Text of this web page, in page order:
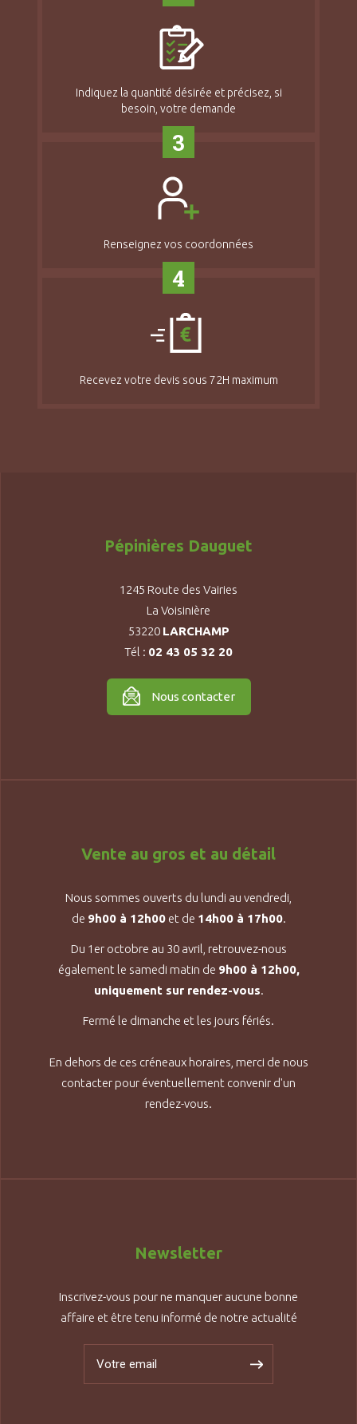
Indiquez la quantité désirée et précisez, si
besoin, votre demande
3
Renseignez vos coordonnées
4
Recevez votre devis sous 72H maximum
Pépinières Dauguet
1245 Route des Vairies
La Voisinière
53220 LARCHAMP
Tél : 02 43 05 32 20
Nous contacter
Vente au gros et au détail
Nous sommes ouverts du lundi au vendredi,
de 9h00 à 12h00et de 14h00 à 17h00.
Du 1er octobre au 30 avril, retrouvez-nous
également le samedi matin de 9h00 à 12h00,
uniquement sur rendez-vous.
Fermé le dimanche et les jours fériés.
En dehors de ces créneaux horaires, merci de nous
contacter pour éventuellement convenir d'un
rendez-vous.
Newsletter
Inscrivez-vous pour ne manquer aucune bonne
affaire et être tenu informé de notre actualité